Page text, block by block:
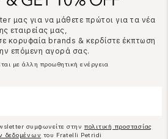
μας για να μάθετε πρώτοι για τα νέα
εταιρείας μας,
κορυφαία brands & κερδίστε έκπτωση
επόμενη αγορά σας.
με άλλη προωθητική ενέργεια
συμφωνείτε στην πολιτική προστασίας
δεδομένων του Fratelli Petridi